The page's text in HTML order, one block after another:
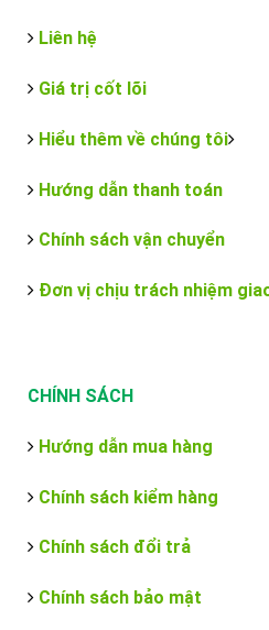
Liên hệ
Giá trị cốt lõi
Hiểu thêm về chúng tôi
Hướng dẫn thanh toán
Chính sách vận chuyển
Đơn vị chịu trách nhiệm
CHÍNH SÁCH
Hướng dẫn mua hàng
Chính sách kiểm hàng
Chính sách đổi trả
Chính sách bảo mật